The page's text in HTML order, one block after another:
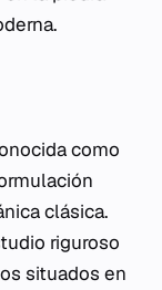
como
clásica.
riguroso
situados en